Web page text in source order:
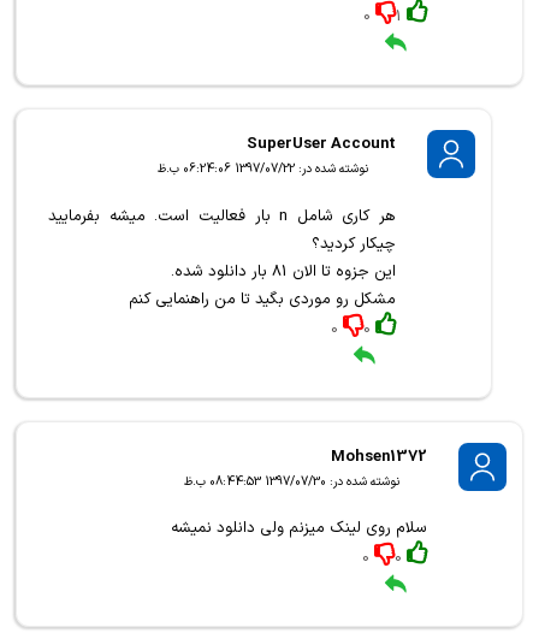
1
0
SuperUser Account
نوشته شده در: 1397/07/22 06:24:06 ب.ظ
هر کاری شامل n بار فعالیت است. میشه بفرمایید
چیکار کردید؟
این جزوه تا الان 81 بار دانلود شده.
مشکل رو موردی بگید تا من راهنمایی کنم
0
0
Mohsen1372
نوشته شده در: 1397/07/30 08:44:53 ب.ظ
سلام روی لینک میزنم ولی دانلود نمیشه
0
0